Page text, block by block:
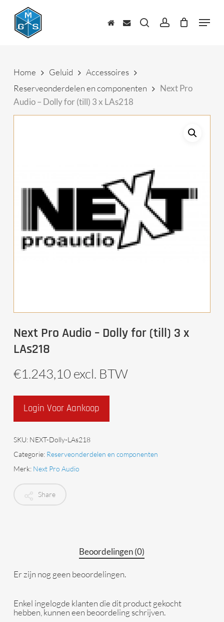
content
zoekenaccount Menu
Home Geluid
Accessoires
Reserveonderdelen en componenten
Next Pro
Audio – Dolly for (till) 3 x LAs218
Next Pro Audio – Dolly for (till) 3 x
LAs218
€1.243,10 excl. BTW
Login Voor Aankoop
SKU: NEXT-Dolly-LAs218
Categorie: Reserveonderdelen en componenten
Merk: Next Pro Audio
Share
Beoordelingen (0)
Er zijn nog geen beoordelingen.
Enkel ingelogde klanten die dit product gekocht
hebben, kunnen een beoordeling schrijven.